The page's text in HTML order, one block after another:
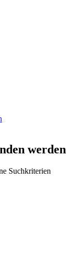
werden
Suchkriterien